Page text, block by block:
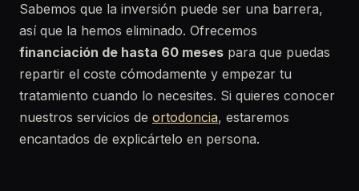
Sabemos que la inversión puede ser una barrera,
así que la hemos eliminado. Ofrecemos
financiación de hasta 60 meses para que puedas
repartir el coste cómodamente y empezar tu
tratamiento cuando lo necesites. Si quieres conocer
nuestros servicios de ortodoncia, estaremos
encantados de explicártelo en persona.